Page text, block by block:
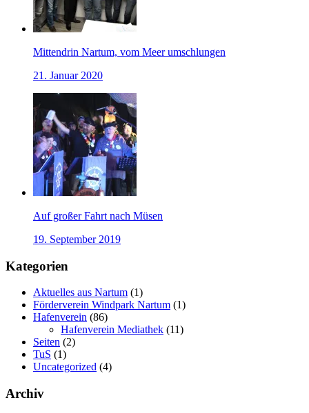
Mittendrin Nartum, vom Meer umschlungen
21. Januar 2020
Auf großer Fahrt nach Müsen
19. September 2019
Kategorien
Aktuelles aus Nartum (1)
Förderverein Windpark Nartum (1)
Hafenverein (86)
Hafenverein Mediathek (11)
Seiten (2)
TuS (1)
Uncategorized (4)
Archiv